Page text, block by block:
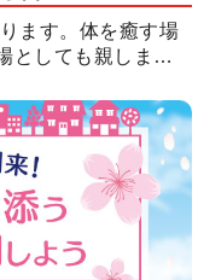
ます。体を癒す場
としても親しま…